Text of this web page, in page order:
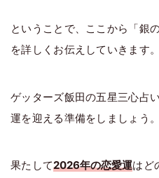
ということで、ここから「銀
を詳しくお伝えしていきます。
ゲッターズ飯田の五星三心占
運を迎える準備をしましょう。
果たして2026年の恋愛運はど